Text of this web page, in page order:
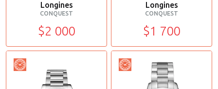
Longines
CONQUEST
$2 000
Longines
CONQUEST
$1 700